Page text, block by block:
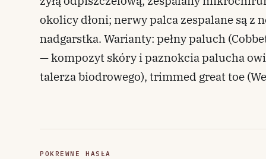
okolicy dłoni; nerwy palca zespalane są
nadgarstka. Warianty: pełny paluch
— kompozyt skóry i paznokcia palucha
talerza biodrowego), trimmed great toe
POKREWNE HASŁA